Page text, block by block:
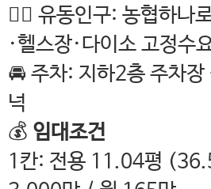
🚶‍♂️ 유동인구: 농협하나
·헬스장·다이소 고정수
🚘 주차: 지하2층 주차장
넉
💰 임대조건
1칸: 전용 11.04평